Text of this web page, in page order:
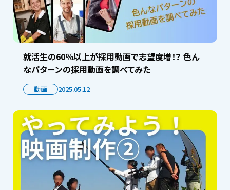
就活生の60％以上が採用動画で志望度増！？ 色ん
なパターンの採用動画を調べてみた
動画 2025.05.12